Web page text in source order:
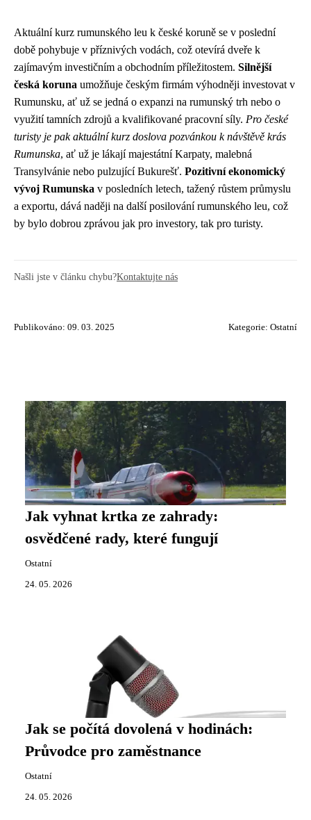
Aktuální kurz rumunského leu k české koruně se v poslední
době pohybuje v příznivých vodách, což otevírá dveře k
zajímavým investičním a obchodním příležitostem. Silnější
česká koruna umožňuje českým firmám výhodněji investovat v
Rumunsku, ať už se jedná o expanzi na rumunský trh nebo o
využití tamních zdrojů a kvalifikované pracovní síly. Pro české
turisty je pak aktuální kurz doslova pozvánkou k návštěvě krás
Rumunska, ať už je lákají majestátní Karpaty, malebná
Transylvánie nebo pulzující Bukurešť. Pozitivní ekonomický
vývoj Rumunska v posledních letech, tažený růstem průmyslu
a exportu, dává naději na další posilování rumunského leu, což
by bylo dobrou zprávou jak pro investory, tak pro turisty.
Našli jste v článku chybu?Kontaktujte nás
Publikováno: 09. 03. 2025 Kategorie: Ostatní
Jak vyhnat krtka ze zahrady:
osvědčené rady, které fungují
Ostatní
24. 05. 2026
Jak se počítá dovolená v hodinách:
Průvodce pro zaměstnance
Ostatní
24. 05. 2026